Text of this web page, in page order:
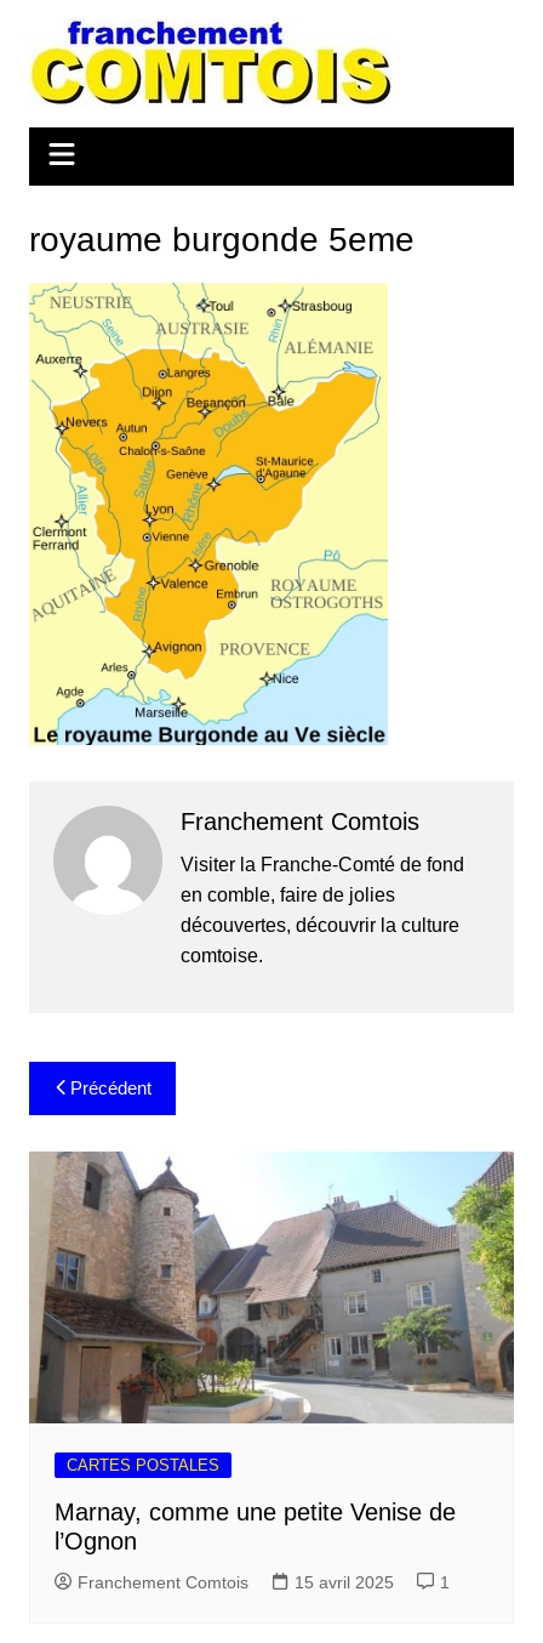
contenu
royaume burgonde 5eme
Franchement Comtois
Visiter la Franche-Comté de fond
en comble, faire de jolies
découvertes, découvrir la culture
comtoise.
Navigation
de
l’article
Précédent
CARTES POSTALES
Marnay, comme une petite Venise de
l’Ognon
Franchement Comtois 15 avril 2025 1